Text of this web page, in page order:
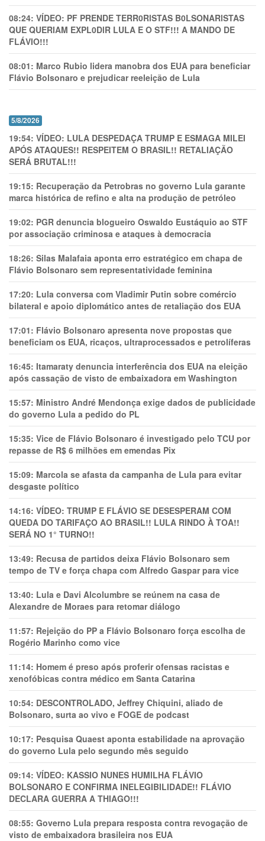
08:24: VÍDEO: PF PRENDE TERR0RlSTAS B0LSONARlSTAS
QUE QUERIAM EXPL0DlR LULA E O STF!!! A MANDO DE
FLÁVIO!!!
08:01: Marco Rubio lidera manobra dos EUA para beneficiar
Flávio Bolsonaro e prejudicar reeleição de Lula
5/8/2026
19:54: VÍDEO: LULA DESPEDAÇA TRUMP E ESMAGA MILEI
APÓS ATAQUES!! RESPEITEM O BRASIL!! RETALIAÇÃO
SERÁ BRUTAL!!!
19:15: Recuperação da Petrobras no governo Lula garante
marca histórica de refino e alta na produção de petróleo
19:02: PGR denuncia blogueiro Oswaldo Eustáquio ao STF
por associação criminosa e ataques à democracia
18:26: Silas Malafaia aponta erro estratégico em chapa de
Flávio Bolsonaro sem representatividade feminina
17:20: Lula conversa com Vladimir Putin sobre comércio
bilateral e apoio diplomático antes de retaliação dos EUA
17:01: Flávio Bolsonaro apresenta nove propostas que
beneficiam os EUA, ricaços, ultraprocessados e petrolíferas
16:45: Itamaraty denuncia interferência dos EUA na eleição
após cassação de visto de embaixadora em Washington
15:57: Ministro André Mendonça exige dados de publicidade
do governo Lula a pedido do PL
15:35: Vice de Flávio Bolsonaro é investigado pelo TCU por
repasse de R$ 6 milhões em emendas Pix
15:09: Marcola se afasta da campanha de Lula para evitar
desgaste político
14:16: VÍDEO: TRUMP E FLÁVIO SE DESESPERAM COM
QUEDA DO TARIFAÇO AO BRASIL!! LULA RINDO À TOA!!
SERÁ NO 1° TURNO!!
13:49: Recusa de partidos deixa Flávio Bolsonaro sem
tempo de TV e força chapa com Alfredo Gaspar para vice
13:40: Lula e Davi Alcolumbre se reúnem na casa de
Alexandre de Moraes para retomar diálogo
11:57: Rejeição do PP a Flávio Bolsonaro força escolha de
Rogério Marinho como vice
11:14: Homem é preso após proferir ofensas racistas e
xenofóbicas contra médico em Santa Catarina
10:54: DESCONTROLADO, Jeffrey Chiquini, aliado de
Bolsonaro, surta ao vivo e FOGE de podcast
10:17: Pesquisa Quaest aponta estabilidade na aprovação
do governo Lula pelo segundo mês seguido
09:14: VÍDEO: KASSIO NUNES HUMlLHA FLÁVIO
BOLSONARO E CONFIRMA INELEGIBILIDADE!! FLÁVIO
DECLARA GUERRA A THIAGO!!!
08:55: Governo Lula prepara resposta contra revogação de
visto de embaixadora brasileira nos EUA